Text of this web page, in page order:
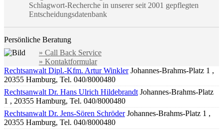
Schlagwort-Recherche in unserer seit 2001 gepflegten
Entscheidungsdatenbank
Persönliche Beratung
» Call Back Service
» Kontaktformular
Rechtsanwalt Dipl.-Kfm. Artur WinklerJohannes-Brahms-Platz 1 ,
20355 Hamburg, Tel. 040/8000480
Rechtsanwalt Dr. Hans Ulrich Hildebrandt Johannes-Brahms-Platz
1 , 20355 Hamburg, Tel. 040/8000480
Rechtsanwalt Dr. Jens-Sören SchröderJohannes-Brahms-Platz 1 ,
20355 Hamburg, Tel. 040/8000480